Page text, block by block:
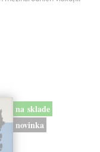
na sklade
novinka